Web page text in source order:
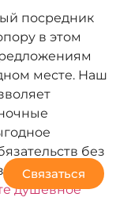
посредник
в этом
месте. Наш
без
Снизьте
душевное
Связаться